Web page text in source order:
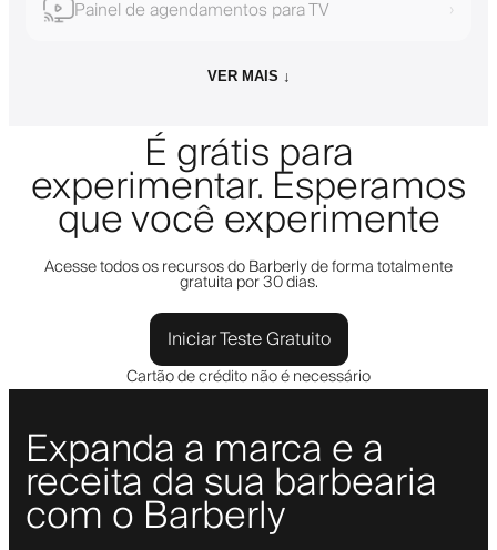
Painel de agendamentos para TV ›
VER MAIS ↓
É grátis para
experimentar. Esperamos
que você experimente
Acesse todos os recursos do Barberly de forma totalmente
gratuita por 30 dias.
Iniciar Teste Gratuito
Cartão de crédito não é necessário
Expanda a marca e a
receita da sua barbearia
com o Barberly